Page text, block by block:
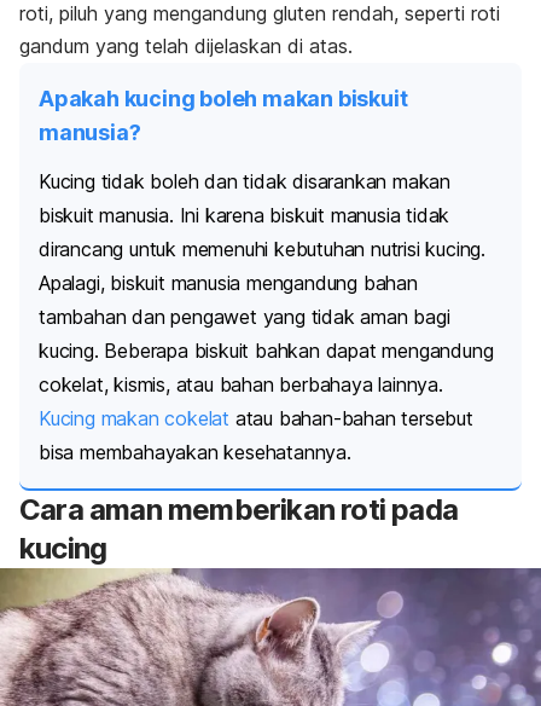
roti, piluh yang mengandung gluten rendah, seperti roti
gandum yang telah dijelaskan di atas.
Apakah kucing boleh makan biskuit
manusia?
Kucing tidak boleh dan tidak disarankan makan
biskuit manusia. Ini karena biskuit manusia tidak
dirancang untuk memenuhi kebutuhan nutrisi kucing.
Apalagi, biskuit manusia mengandung bahan
tambahan dan pengawet yang tidak aman bagi
kucing. Beberapa biskuit bahkan dapat mengandung
cokelat, kismis, atau bahan berbahaya lainnya.
Kucing makan cokelat atau bahan-bahan tersebut
bisa membahayakan kesehatannya.
Cara aman memberikan roti pada
kucing